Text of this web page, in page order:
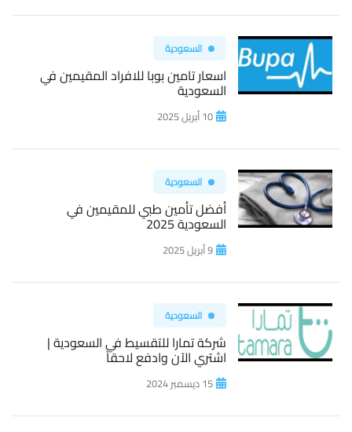
السعودية
اسعار تامين بوبا للافراد المقيمين في
السعودية
10 أبريل 2025
السعودية
أفضل تأمين طبي للمقيمين في
السعودية 2025
9 أبريل 2025
السعودية
شركة تمارا للتقسيط في السعودية |
اشتري الآن وادفع لاحقاً
15 ديسمبر 2024